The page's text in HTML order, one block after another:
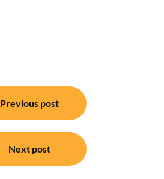
Previous post
Next post